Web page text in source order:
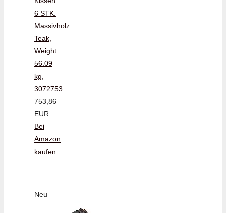
6 STK.
Massivholz
Teak,
Weight:
56.09
kg,
3072753
753,86
EUR
Bei
Amazon
kaufen
Neu